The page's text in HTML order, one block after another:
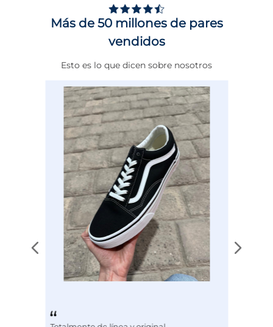
Género Hombre
DE 0 A 4 cms
NORMAL
BLANCO
ENTRENAMIENTO
Más de 50 millones de pares
vendidos
Esto es lo que dicen sobre nosotros